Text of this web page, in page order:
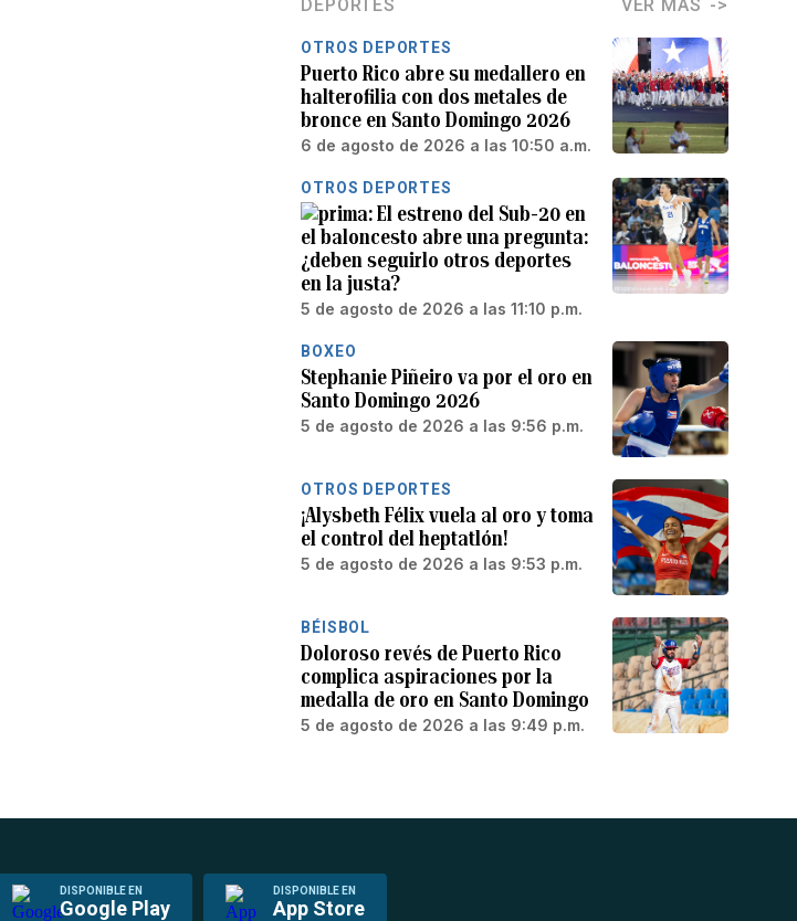
DEPORTES VER MÁS
OTROS DEPORTES
Puerto Rico abre su medallero en
halterofilia con dos metales de
bronce en Santo Domingo 2026
6 de agosto de 2026 a las 10:50 a.m.
OTROS DEPORTES
El estreno del Sub-20 en
el baloncesto abre una pregunta:
¿deben seguirlo otros deportes
en la justa?
5 de agosto de 2026 a las 11:10 p.m.
BOXEO
Stephanie Piñeiro va por el oro en
Santo Domingo 2026
5 de agosto de 2026 a las 9:56 p.m.
OTROS DEPORTES
¡Alysbeth Félix vuela al oro y toma
el control del heptatlón!
5 de agosto de 2026 a las 9:53 p.m.
BÉISBOL
Doloroso revés de Puerto Rico
complica aspiraciones por la
medalla de oro en Santo Domingo
5 de agosto de 2026 a las 9:49 p.m.
DISPONIBLE EN
Google Play
DISPONIBLE EN
App Store